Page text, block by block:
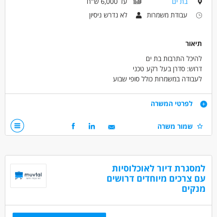
עבודת משמרות
לא נדרש ניסיון
תיאור
להיכל התרבות בת ים
דרוש: סדרן בעל רקע טכני
לעבודה במשמרות כולל סופי שבוע
דרישות
יחסי אנוש טובים
דרושים בתחום
אחזקה וניקיון - עובדי תחזוקה
אחזקה וניקיון - משק בית
לפרטי המשרה
שמור משרה
למסגרת דיור לאוכלוסיות
עם צרכים מיוחדים דרושים
מנקים